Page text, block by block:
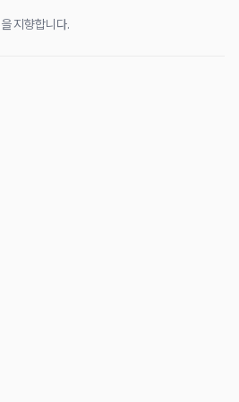
지향합니다.